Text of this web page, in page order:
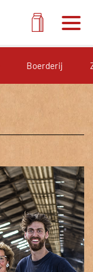
Melk pakMenu
Boerderij